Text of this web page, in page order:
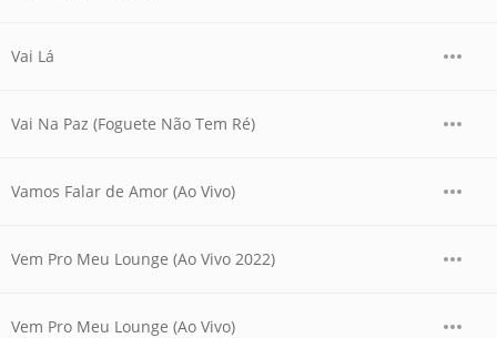
Vai Lá
Vai Na Paz (Foguete Não Tem Ré)
Vamos Falar de Amor (Ao Vivo)
Vem Pro Meu Lounge (Ao Vivo 2022)
Vem Pro Meu Lounge (Ao Vivo)